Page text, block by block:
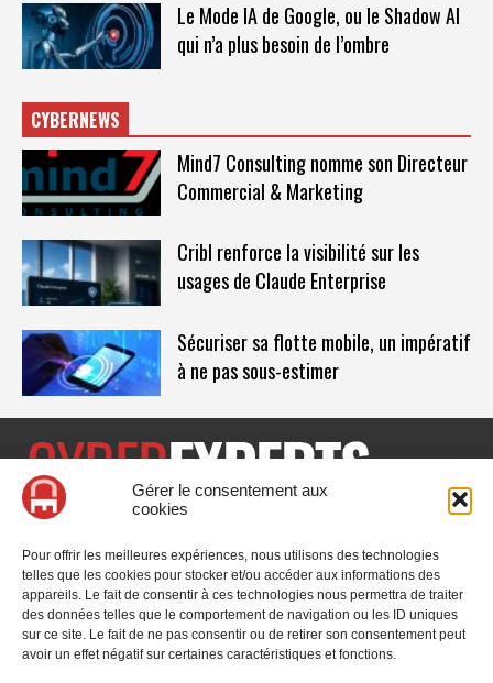
Gérer le consentement aux
cookies
Pour offrir les meilleures expériences, nous utilisons des technologies
telles que les cookies pour stocker et/ou accéder aux informations des
appareils. Le fait de consentir à ces technologies nous permettra de traiter
des données telles que le comportement de navigation ou les ID uniques
sur ce site. Le fait de ne pas consentir ou de retirer son consentement peut
avoir un effet négatif sur certaines caractéristiques et fonctions.
Le Mode IA de Google, ou le Shadow AI
qui n’a plus besoin de l’ombre
CYBERNEWS
Mind7 Consulting nomme son Directeur
Commercial & Marketing
Cribl renforce la visibilité sur les
usages de Claude Enterprise
Sécuriser sa flotte mobile, un impératif
à ne pas sous-estimer
CyberExperts.tech est un média dédié à la sécurité informatique
l'actualité, des retours d'utilisateurs, des évènements, des livres
blancs et les nominations du secteur. Retrouvez toutes les
informations sur les innovations en cybersécurité.
Vous cherchez quelque chose ?